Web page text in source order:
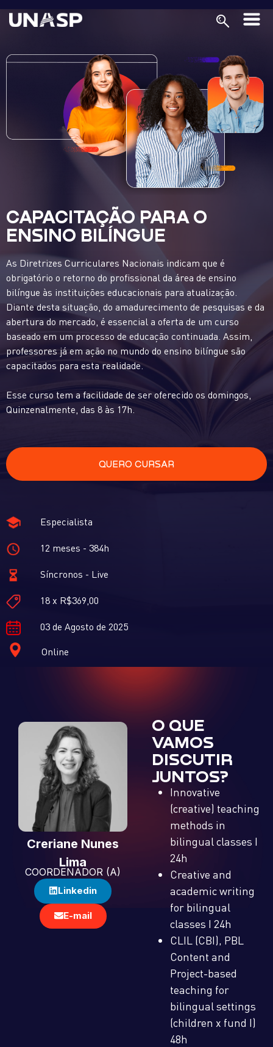
CAPACITAÇÃO PARA O
ENSINO BILÍNGUE
As Diretrizes Curriculares Nacionais indicam que é
obrigatório o retorno do profissional da área de ensino
bilíngue às instituições educacionais para atualização.
Diante desta situação, do amadurecimento de pesquisas e da
abertura do mercado, é essencial a oferta de um curso
baseado em um processo de educação continuada. Assim,
professores já em ação no mundo do ensino bilíngue são
capacitados para esta realidade.
Esse curso tem a facilidade de ser oferecido os domingos,
Quinzenalmente, das 8 às 17h.
QUERO CURSAR
Especialista
12 meses - 384h
Síncronos - Live
18 x R$369,00
03 de Agosto de 2025
Online
Creriane Nunes
Lima
COORDENADOR (A)
Linkedin
E-mail
O QUE
VAMOS
DISCUTIR
JUNTOS?
Innovative
(creative) teaching
methods in
bilingual classes I
24h
Creative and
academic writing
for bilingual
classes I 24h
CLIL (CBI), PBL
Content and
Project-based
teaching for
bilingual settings
(children x fund I)
48h